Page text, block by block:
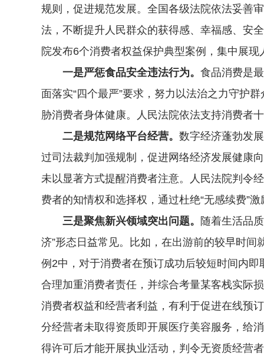
规则，促进规范发展。全国各级法院依法妥善
法，不断提升人民群众的获得感、幸福感、安
院发布6个消费者权益保护典型案例，集中展
一是严惩食品安全违法行为。 食品消费是
面落实“四个最严”要求，努力以法治之力守护
胁消费者身体健康。人民法院依法支持消费者
二是规范网络平台经营。 数字经济蓬勃发
过司法裁判加强规制，促进网络经济发展健康
未以显著方式提醒消费者注意。人民法院判令
费者的知情权和选择权，通过杜绝“无感续费”
三是聚焦新兴领域突出问题。 随着生活品
济”形态日益常见。比如，在出游前的较早时
例2中，对于消费者在预订成功后较短时间内
合理加重消费者责任，并综合考量某客栈实际
消费者权益和经营者利益，有利于促进在线预
分经营者未取得资质即开展医疗美容服务，给
得许可后才能开展执业活动，判令无资质经营